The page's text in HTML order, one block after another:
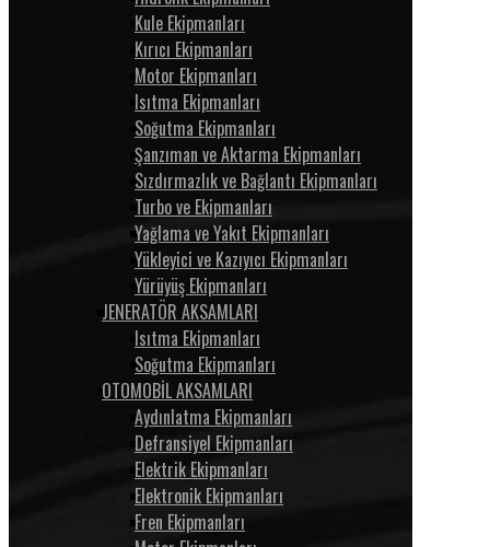
Kule Ekipmanları
Kırıcı Ekipmanları
Motor Ekipmanları
Isıtma Ekipmanları
Soğutma Ekipmanları
Şanzıman ve Aktarma Ekipmanları
Sızdırmazlık ve Bağlantı Ekipmanları
Turbo ve Ekipmanları
Yağlama ve Yakıt Ekipmanları
Yükleyici ve Kazıyıcı Ekipmanları
Yürüyüş Ekipmanları
JENERATÖR AKSAMLARI
Isıtma Ekipmanları
Soğutma Ekipmanları
OTOMOBİL AKSAMLARI
Aydınlatma Ekipmanları
Defransiyel Ekipmanları
Elektrik Ekipmanları
Elektronik Ekipmanları
Fren Ekipmanları